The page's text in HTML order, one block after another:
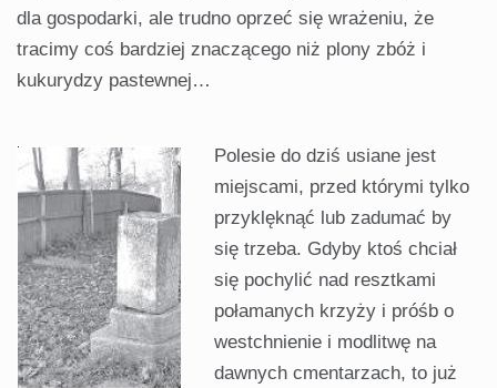
dla gospo­darki, ale trudno oprzeć się wrażeniu, że
tracimy coś bardziej znaczącego niż plo­ny zbóż i
kukurydzy pastewnej…
Polesie do dziś usiane jest
miejsca­mi, przed którymi tylko
przyklęknąć lub zadumać by
się trzeba. Gdyby ktoś chciał
się pochylić nad resztkami
poła­manych krzyży i próśb o
westchnienie i modlitwę na
dawnych cmentarzach, to już